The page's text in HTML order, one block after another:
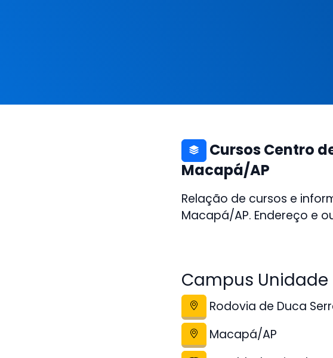
Cursos Centro
Macapá/AP
Relação de cursos e
Macapá/AP. Endereço e
Campus Unidade
Rodovia de Duca
Macapá/AP